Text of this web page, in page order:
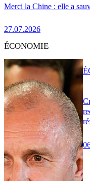
Merci la Chine : elle a
27.07.2026
ÉCONOMIE